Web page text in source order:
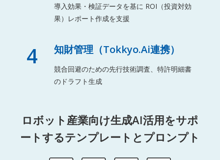
導入効果・検証データを基に ROI（投資対効
果）レポート作成を支援
4 知財管理（Tokkyo.Ai連携）
競合回避のための先行技術調査、特許明細書
のドラフト生成
ロボット産業向け生成AI活用をサポ
ートするテンプレートとプロンプト